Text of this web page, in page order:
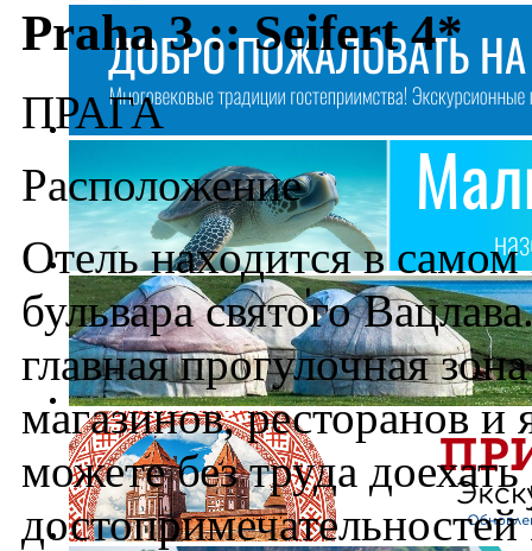
Praha 3 :: Seifert 4*
ПРАГА
Расположение
Отель находится в самом
бульвара святого
главная прогулочная
магазинов, ресторанов
можете без труда